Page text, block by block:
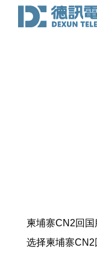
柬埔寨CN2回
选择柬埔寨CN2